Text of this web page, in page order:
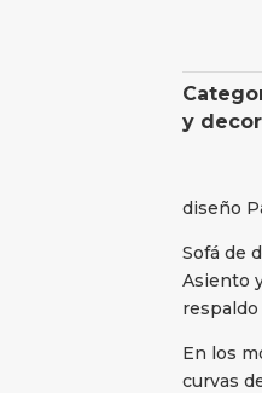
y
diseño
Sofá de
Asiento
En los
curvas